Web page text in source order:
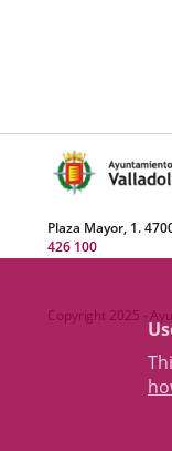
Plaza Mayor, 1.
426 100
Copyright 2025 -